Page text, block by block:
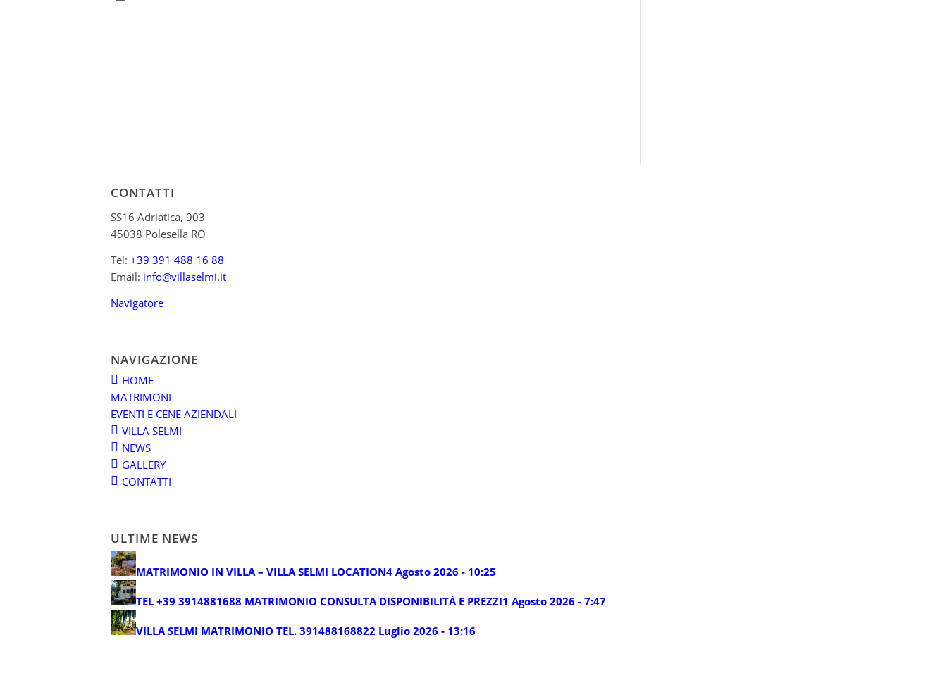
CONTATTI
SS16 Adriatica, 903
45038 Polesella RO
Tel: +39 391 488 16 88
Email: info@villaselmi.it
Navigatore
NAVIGAZIONE
HOME
MATRIMONI
EVENTI E CENE AZIENDALI
VILLA SELMI
NEWS
GALLERY
CONTATTI
ULTIME NEWS
MATRIMONIO IN VILLA – VILLA SELMI LOCATION4 Agosto 2026 - 10:25
TEL +39 3914881688 MATRIMONIO CONSULTA DISPONIBILITÀ E PREZZI1 Agosto 2026 - 7:47
VILLA SELMI MATRIMONIO TEL. 391488168822 Luglio 2026 - 13:16